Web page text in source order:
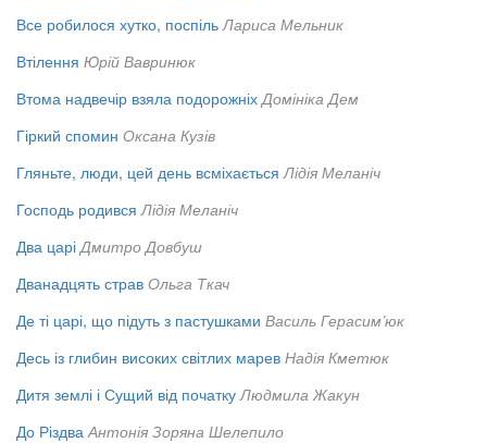
Все робилося хутко, поспіль Лариса Мельник
Втілення Юрій Вавринюк
Втома надвечір взяла подорожніх Домініка Дем
Гіркий спомин Оксана Кузів
Гляньте, люди, цей день всміхається Лідія Меланіч
Господь родився Лідія Меланіч
Два царі Дмитро Довбуш
Дванадцять страв Ольга Ткач
Де ті царі, що підуть з пастушками Василь Герасим’юк
Десь із глибин високих світлих марев Надія Кметюк
Дитя землі і Сущий від початку Людмила Жакун
До Різдва Антонія Зоряна Шелепило